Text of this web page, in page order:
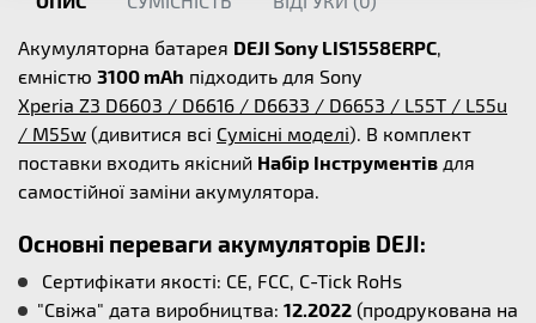
Акумуляторна батарея DEJI Sony LIS1558ERPC,
ємністю 3100 mAh підходить для Sony
Xperia Z3 D6603 / D6616 / D6633 / D6653 / L55T / L55u
/ M55w (дивитися всі Сумісні моделі). В комплект
поставки входить якісний Набір Інструментів для
самостійної заміни акумулятора.
Основні переваги акумуляторів DEJI:
Сертифікати якості: CE, FCC, C-Tick RoHs
"Свіжа" дата виробництва: 12.2022 (продрукована на